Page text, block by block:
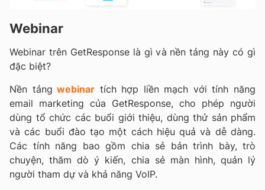
Webinar
Webinar trên GetResponse là gì và nền tảng này có gì
đặc biệt?
Nền tảng webinar tích hợp liền mạch với tính năng
email marketing của GetResponse, cho phép người
dùng tổ chức các buổi giới thiệu, dùng thử sản phẩm
và các buổi đào tạo một cách hiệu quả và dễ dàng.
Các tính năng bao gồm chia sẻ bản trình bày, trò
chuyện, thăm dò ý kiến, chia sẻ màn hình, quản lý
người tham dự và khả năng VoIP.